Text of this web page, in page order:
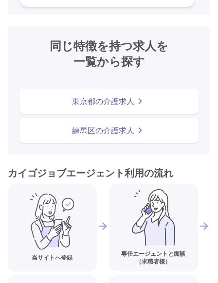
同じ特徴を持つ求人を
一覧から探す
東京都の介護求人
練馬区の介護求人
カイゴジョブエージェント利用の流れ
当サイトへ登録
専任エージェントと面談
（求職者様）